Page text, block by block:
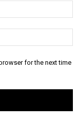
for the next time